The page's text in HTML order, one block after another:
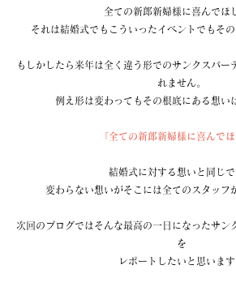
全ての新郎新婦様に喜んでほ
それは結婚式でもこういったイベントでもその
もしかしたら来年は全く違う形でのサンクスパー
れません。
例え形は変わってもその根底にある想い
「全ての新郎新婦様に喜んでほ
結婚式に対する想いと同じで
変わらない想いがそこには全てのスタッフ
次回のブログではそんな最高の一日になったサン
を
レポートしたいと思います